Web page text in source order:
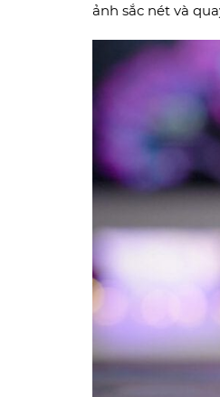
ảnh sắc nét và